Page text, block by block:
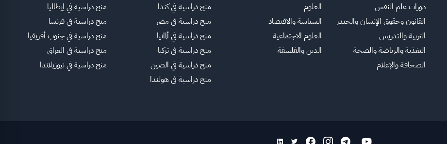
دورات علم النفس
القانون وحقوق الإنسان والجندر
التربية والتدريس
التغذية والرياضة والصحة
الصحافة والإعلام
العلوم
السياسة والاقتصاد
العلوم الاجتماعية
الدين والفلسفة
منح دراسية في كندا
منح دراسية في مصر
منح دراسية في ألمانيا
منح دراسية في تركيا
منح دراسية في الصين
منح دراسية في هولندا
منح دراسية في إيطاليا
منح دراسية في فرنسا
منح دراسية في جنوب أفريقيا
منح دراسية في العراق
منح دراسية في نيوزيلاندا